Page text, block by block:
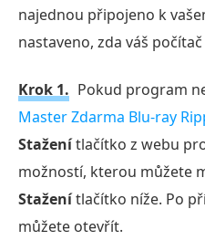
najednou připojeno k
nastaveno, zda váš
Krok 1. Pokud program
Master Zdarma Blu-ray
Staženítlačítko z webu
možností, kterou můžete
Staženítlačítko níže. Po
můžete otevřít.